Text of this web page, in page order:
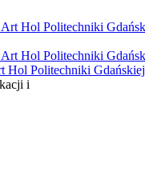
Hol Politechniki Gdańskiej
i